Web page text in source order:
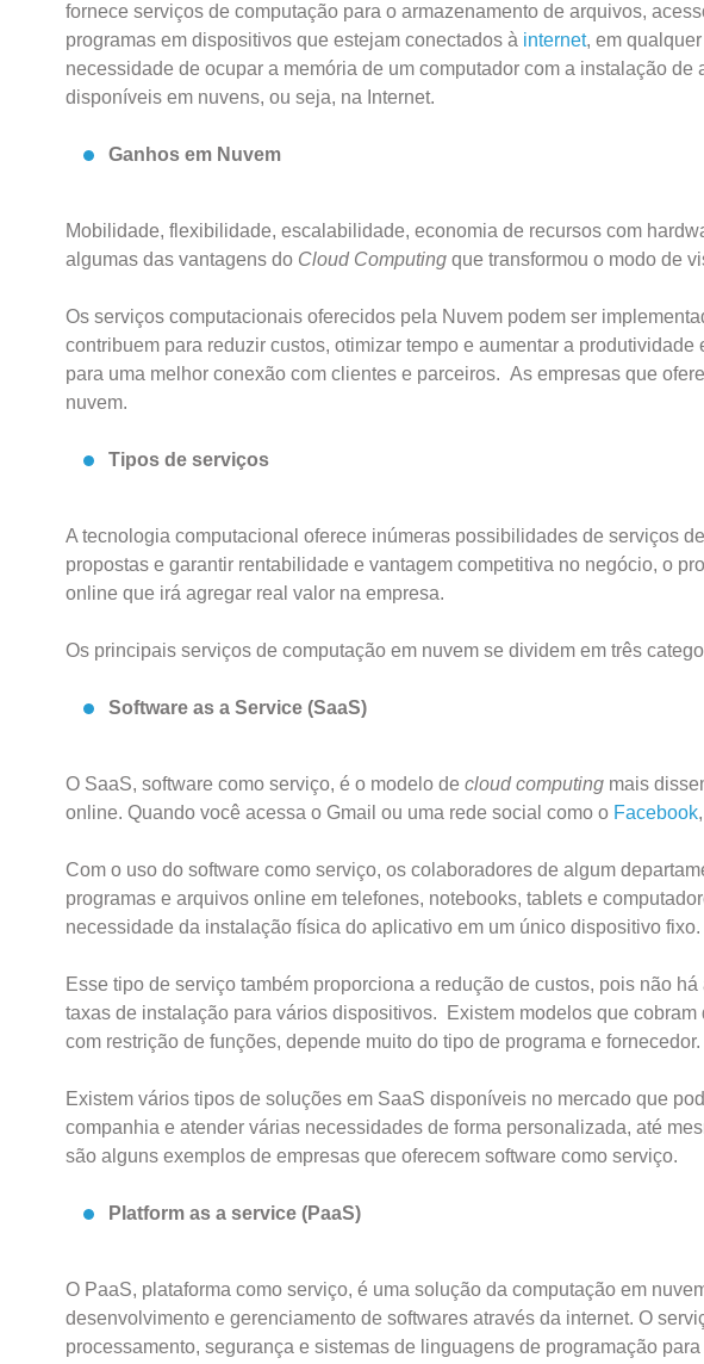
fornece serviços de computação para o armazenamento de arquivos,
programas em dispositivos que estejam conectados à internet, em
necessidade de ocupar a memória de um computador com a instalação
disponíveis em nuvens, ou seja, na Internet.
Ganhos em Nuvem
Mobilidade, flexibilidade, escalabilidade, economia de recursos com
algumas das vantagens do Cloud Computing que transformou o modo de
Os serviços computacionais oferecidos pela Nuvem podem ser
contribuem para reduzir custos, otimizar tempo e aumentar a
para uma melhor conexão com clientes e parceiros. As empresas que
nuvem.
Tipos de serviços
A tecnologia computacional oferece inúmeras possibilidades de serviços
propostas e garantir rentabilidade e vantagem competitiva no negócio, o
online que irá agregar real valor na empresa.
Os principais serviços de computação em nuvem se dividem em três
Software as a Service (SaaS)
O SaaS, software como serviço, é o modelo de cloud computing mais
online. Quando você acessa o Gmail ou uma rede social como o Facebook
Com o uso do software como serviço, os colaboradores de algum
programas e arquivos online em telefones, notebooks, tablets e
necessidade da instalação física do aplicativo em um único dispositivo fixo.
Esse tipo de serviço também proporciona a redução de custos, pois não
taxas de instalação para vários dispositivos. Existem modelos que
com restrição de funções, depende muito do tipo de programa e fornecedor.
Existem vários tipos de soluções em SaaS disponíveis no mercado que
companhia e atender várias necessidades de forma personalizada, até
são alguns exemplos de empresas que oferecem software como serviço.
Platform as a service (PaaS)
O PaaS, plataforma como serviço, é uma solução da computação em
desenvolvimento e gerenciamento de softwares através da internet. O
processamento, segurança e sistemas de linguagens de programação